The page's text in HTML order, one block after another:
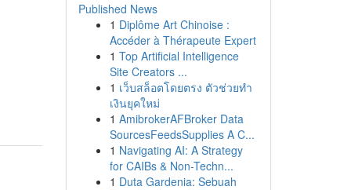
Published News
1 Diplôme Art Chinoise :
Accéder à Thérapeute Expert
1 Top Artificial Intelligence
Site Creators ...
1 เว็บสล็อตโดยตรง ตัวช่วยทำ
เงินยุคใหม่
1 AmibrokerAFBroker Data
SourcesFeedsSupplies A C...
1 Navigating AI: A Strategy
for CAIBs & Non-Techn...
1 Duta Gardenia: Sebuah